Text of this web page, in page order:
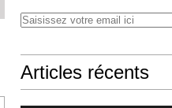
Articles récents